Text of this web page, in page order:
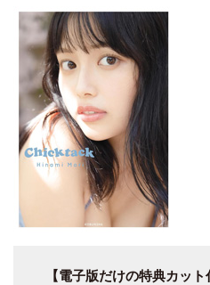
【電子版だけの特典カッ